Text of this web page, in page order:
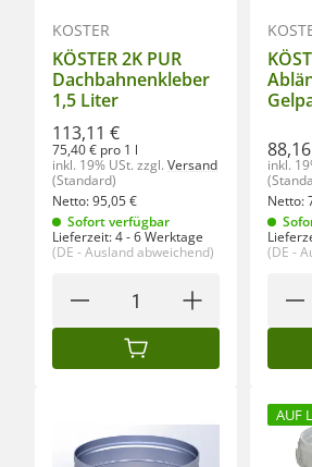
KÖSTER
KÖSTER 2K PUR
Dachbahnenkleber
1,5 Liter
113,11 €
75,40 € pro 1 l
inkl. 19% USt. zzgl. Versand
(Standard)
Netto:95,05€
Sofort verfügbar
Lieferzeit:4 - 6 Werktage
(DE - Ausland abweichend)
IN DEN WARENKORB
inkl.
Netto:
(DE -
AUF